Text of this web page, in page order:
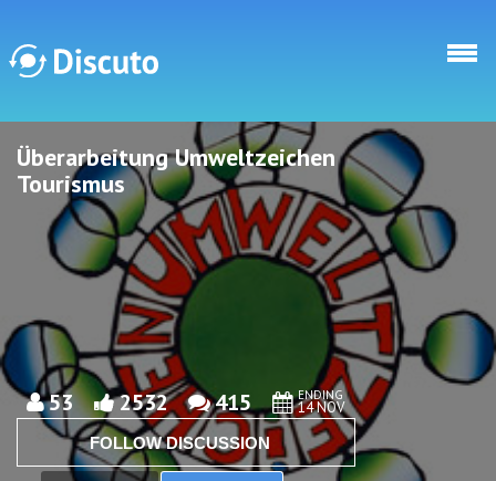
Discuto
Discuto
Überarbeitung Umweltzeichen
Tourismus
53 2532 415 ENDING
14 NOV
FOLLOW DISCUSSION